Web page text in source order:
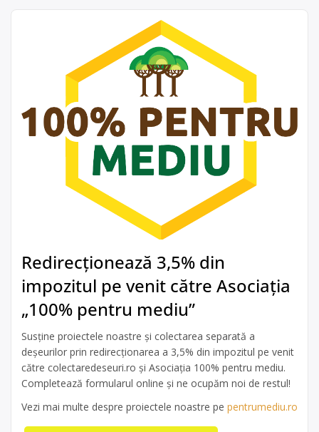
Redirecționează 3,5% din
impozitul pe venit către Asociația
„100% pentru mediu”
Susține proiectele noastre și colectarea separată a
deșeurilor prin redirecționarea a 3,5% din impozitul pe venit
către colectaredeseuri.ro și Asociația 100% pentru mediu.
Completează formularul online și ne ocupăm noi de restul!
Vezi mai multe despre proiectele noastre pe pentrumediu.ro